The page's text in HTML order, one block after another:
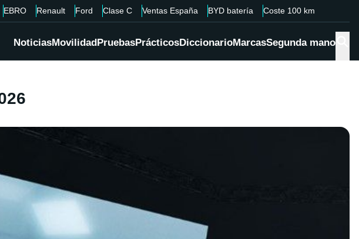
EBRO Renault Ford Clase C Ventas España BYD batería Coste 100 km
NoticiasMovilidadPruebasPrácticosDiccionarioMarcasSegunda mano